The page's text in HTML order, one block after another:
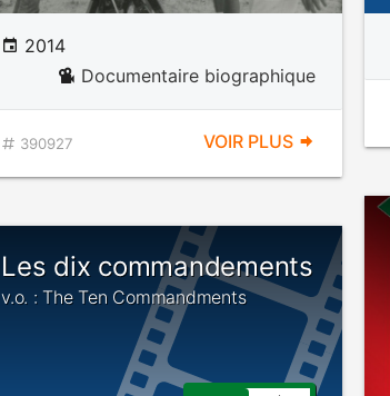
2014
Documentaire biographique
390927 VOIR PLUS
Les dix commandements
v.o. : The Ten Commandments